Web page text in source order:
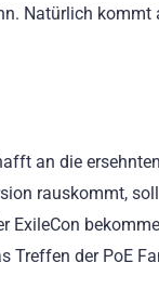
Natürlich kommt
an die ersehnten
rauskommt, soll
ExileCon
Treffen der PoE